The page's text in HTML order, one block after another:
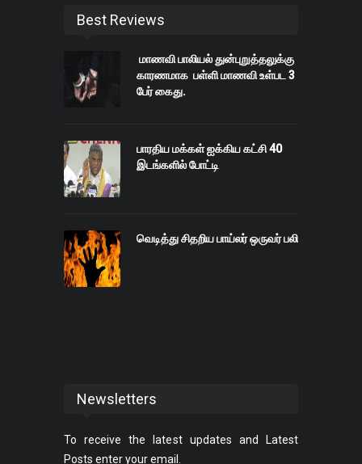
Best Reviews
மாணவி பாலியல் துன்புறுத்தலுக்கு
காரணமாக பள்ளி மாணவி உள்பட 3
பேர் கைது.
பாரதிய மக்கள் ஐக்கிய கட்சி 40
இடங்களில் போட்டி
வெடித்து சிதறிய பாய்லர் ஒருவர் பலி
Newsletters
To receive the latest updates and Latest
Posts enter your email.